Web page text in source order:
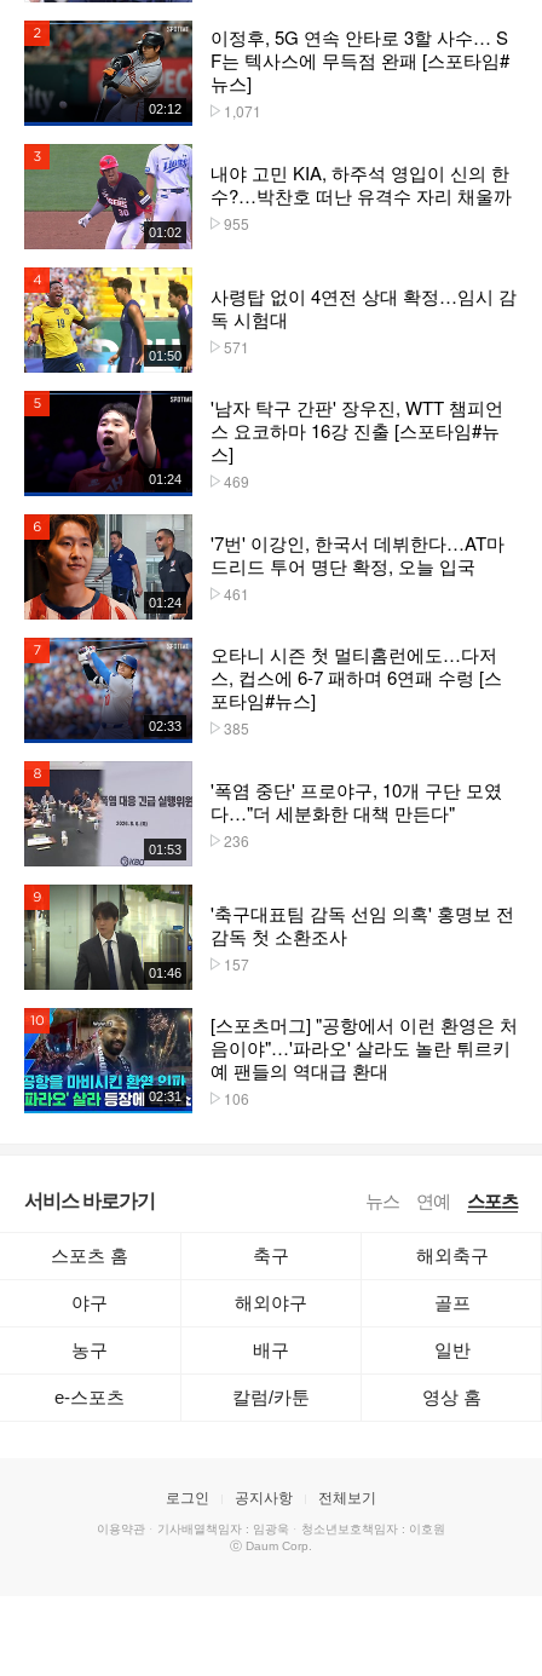
02:12
이정후, 5G 연속 안타로 3할 사수… S
F는 텍사스에 무득점 완패 [스포타임#
뉴스]
1,071
01:02
내야 고민 KIA, 하주석 영입이 신의 한
수?…박찬호 떠난 유격수 자리 채울까
955
01:50
사령탑 없이 4연전 상대 확정…임시 감
독 시험대
571
01:24
'남자 탁구 간판' 장우진, WTT 챔피언
스 요코하마 16강 진출 [스포타임#뉴
스]
469
01:24
'7번' 이강인, 한국서 데뷔한다…AT마
드리드 투어 명단 확정, 오늘 입국
461
02:33
오타니 시즌 첫 멀티홈런에도…다저
스, 컵스에 6-7 패하며 6연패 수렁 [스
포타임#뉴스]
385
01:53
'폭염 중단' 프로야구, 10개 구단 모였
다…"더 세분화한 대책 만든다"
236
01:46
'축구대표팀 감독 선임 의혹' 홍명보 전
감독 첫 소환조사
157
02:31
[스포츠머그] "공항에서 이런 환영은 처
음이야"…'파라오' 살라도 놀란 튀르키
예 팬들의 역대급 환대
106
서비스 바로가기 뉴스 연예 스포츠
스포츠 홈 축구 해외축구
야구 해외야구 골프
농구 배구 일반
e-스포츠 칼럼/카툰 영상 홈
로그인 공지사항 전체보기
이용약관 · 기사배열책임자 : 임광욱 · 청소년보호책임자 : 이호원
ⓒ Daum Corp.